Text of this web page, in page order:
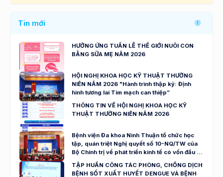
Tin mới
HƯỞNG ỨNG TUẦN LỄ THẾ GIỚI NUÔI CON
BẰNG SỮA MẸ NĂM 2026
HỘI NGHỊ KHOA HỌC KỸ THUẬT THƯỜNG
NIÊN NĂM 2026 "Hành trình thập kỷ: Định
hình tương lai Tim mạch can thiệp”
THÔNG TIN VỀ HỘI NGHỊ KHOA HỌC KỸ
THUẬT THƯỜNG NIÊN NĂM 2026
Bệnh viện Đa khoa Ninh Thuận tổ chức học
tập, quán triệt Nghị quyết số 10-NQ/TW của
Bộ Chính trị về phát triển kinh tế có vốn đầu tư
nước ngoài
TẬP HUẤN CÔNG TÁC PHÒNG, CHỐNG DỊCH
BỆNH SỐT XUẤT HUYẾT DENGUE VÀ BỆNH